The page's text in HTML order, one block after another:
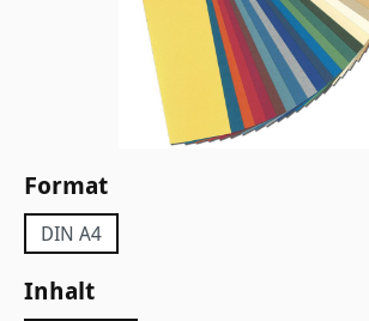
Formatauswählen
DIN A4
Inhaltauswählen